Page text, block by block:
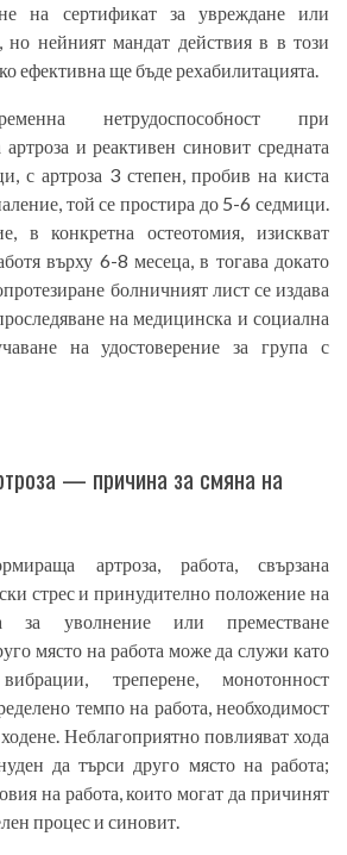
на сертификат за увреждане или
но нейният мандат действия в в този
ефективна ще бъде рехабилитацията.
нетрудоспособност при
и реактивен синовит средната
с артроза 3 степен, пробив на киста
той се простира до 5-6 седмици.
в конкретна остеотомия, изискват
върху 6-8 месеца, в тогава докато
болничният лист се издава
на медицинска и социална
на удостоверение за група с
— причина за смяна на
артроза, работа, свързана
стрес и принудително положение на
за уволнение или преместване
място на работа може да служи като
треперене, монотонност
темпо на работа, необходимост
Неблагоприятно повлияват хода
да търси друго място на работа;
на работа, които могат да причинят
процес и синовит.